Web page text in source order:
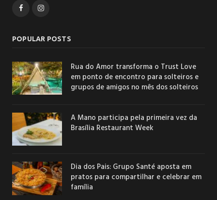
FacebookInstagram
POPULAR POSTS
Rua do Amor transforma o Trust Love
em ponto de encontro para solteiros e
grupos de amigos no mês dos solteiros
A Mano participa pela primeira vez da
Brasília Restaurant Week
Dia dos Pais: Grupo Santé aposta em
pratos para compartilhar e celebrar em
família